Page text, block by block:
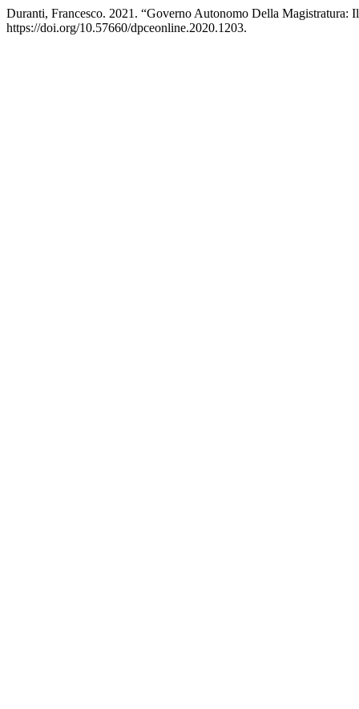
Duranti, Francesco. 2021. “Governo Autonomo Della
https://doi.org/10.57660/dpceonline.2020.1203.